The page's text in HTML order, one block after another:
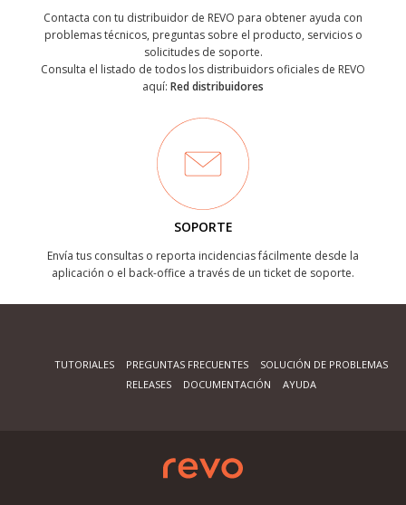
Contacta con tu distribuidor de REVO para obtener ayuda con
problemas técnicos, preguntas sobre el producto, servicios o
solicitudes de soporte.
Consulta el listado de todos los distribuidors oficiales de REVO
aquí: Red distribuidores
SOPORTE
Envía tus consultas o reporta incidencias fácilmente desde la
aplicación o el back-office a través de un ticket de soporte.
TUTORIALES PREGUNTAS FRECUENTES
SOLUCIÓN DE PROBLEMAS
RELEASES
DOCUMENTACIÓN AYUDA